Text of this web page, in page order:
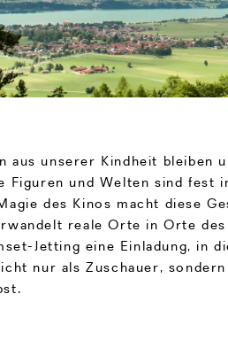
aus unserer Kindheit bleiben
Figuren und Welten sind fest
des Kinos macht diese
reale Orte in Orte des
Jetting eine Einladung, in
nur als Zuschauer,